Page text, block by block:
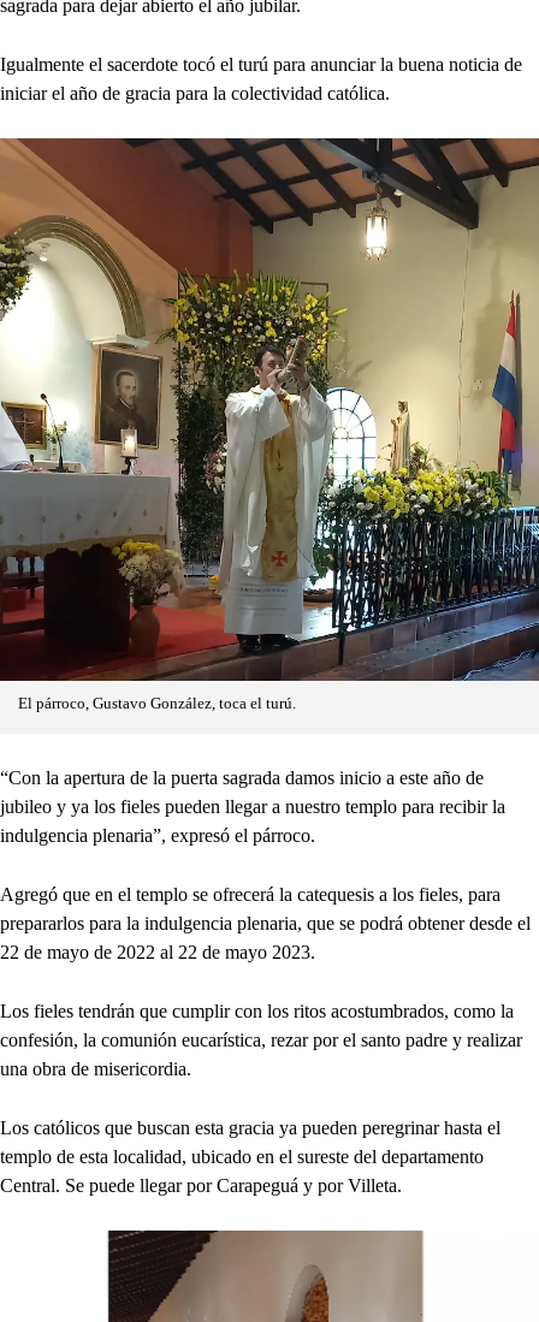
sagrada para dejar abierto el año jubilar.
Igualmente el sacerdote tocó el turú para anunciar la buena noticia de
iniciar el año de gracia para la colectividad católica.
El párroco, Gustavo González, toca el turú.
“Con la apertura de la puerta sagrada damos inicio a este año de
jubileo y ya los fieles pueden llegar a nuestro templo para recibir la
indulgencia plenaria”, expresó el párroco.
Agregó que en el templo se ofrecerá la catequesis a los fieles, para
prepararlos para la indulgencia plenaria, que se podrá obtener desde el
22 de mayo de 2022 al 22 de mayo 2023.
Los fieles tendrán que cumplir con los ritos acostumbrados, como la
confesión, la comunión eucarística, rezar por el santo padre y realizar
una obra de misericordia.
Los católicos que buscan esta gracia ya pueden peregrinar hasta el
templo de esta localidad, ubicado en el sureste del departamento
Central. Se puede llegar por Carapeguá y por Villeta.